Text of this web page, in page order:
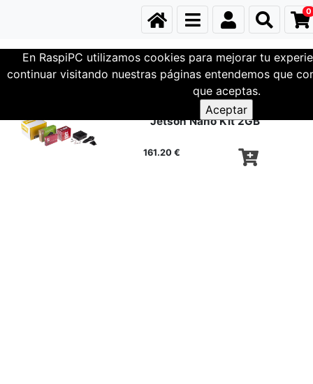
En RaspiPC utilizamos cookies para mejorar tu
continuar visitando nuestras páginas entendemos que
que aceptas.
0
Mini-PCs Nvidia - Jetson
Jetson Nano Kit 2GB
161.20 €